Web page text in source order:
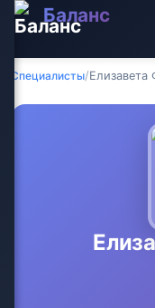
Баланс
Специалисты/